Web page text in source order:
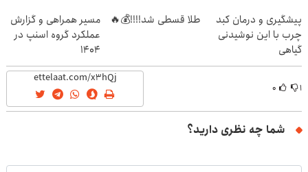
پیشگیری و درمان کبد
چرب با این نوشیدنی
گیاهی
طلا قسطی شد!!!!💰🔥
مسیر همراهی و گزارش
عملکرد گروه اسنپ در
۱۴۰۴
۱ ۰
شما چه نظری دارید؟